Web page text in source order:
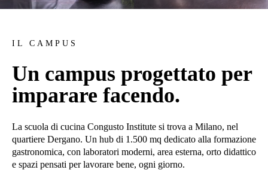
IL CAMPUS
Un campus progettato per
imparare facendo.
La scuola di cucina Congusto Institute si trova a Milano, nel
quartiere Dergano. Un hub di 1.500 mq dedicato alla formazione
gastronomica, con laboratori moderni, area esterna, orto didattico
e spazi pensati per lavorare bene, ogni giorno.